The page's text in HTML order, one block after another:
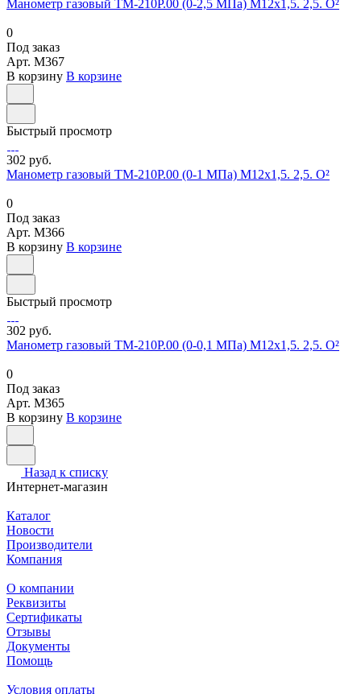
Манометр газовый ТМ-210Р.00 (0-2,5 МПа) М12х1,5. 2,5. О²
0
Под заказ
Арт. M367
В корзину В корзине
Быстрый просмотр
302 руб.
Манометр газовый ТМ-210Р.00 (0-1 МПа) М12х1,5. 2,5. О²
0
Под заказ
Арт. M366
В корзину В корзине
Быстрый просмотр
302 руб.
Манометр газовый ТМ-210Р.00 (0-0,1 МПа) М12х1,5. 2,5. О²
0
Под заказ
Арт. M365
В корзину В корзине
Назад к списку
Интернет-магазин
Каталог
Новости
Производители
Компания
О компании
Реквизиты
Сертификаты
Отзывы
Документы
Помощь
Условия оплаты